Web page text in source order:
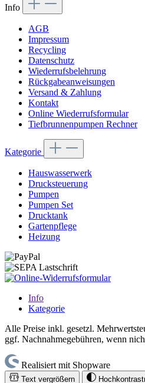
Info
AGB
Impressum
Recycling
Datenschutz
Wiederrufsbelehrung
Rückgabeanweisungen
Versand & Zahlung
Kontakt
Online Wiederrufsformular
Tiefbrunnenpumpen Rechner
Kategorie
Hauswasserwerk
Drucksteuerung
Pumpen
Pumpen Set
Drucktank
Gartenpflege
Heizung
Info
Kategorie
Alle Preise inkl. gesetzl.
ggf. Nachnahmegebühren, wenn
Realisiert mit Shopware
Text vergrößern